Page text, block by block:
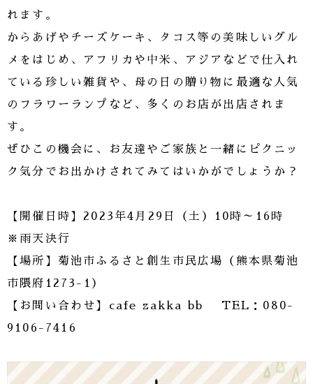
れます。
からあげやチーズケーキ、タコス等の美味しいグル
メをはじめ、アフリカや中米、アジアなどで仕入れ
ている珍しい雑貨や、母の日の贈り物に最適な人気
のフラワーランプなど、多くのお店が出店されま
す。
ぜひこの機会に、お友達やご家族と一緒にピクニッ
ク気分でお出かけされてみてはいかがでしょうか？
【開催日時】2023年4月29日（土）10時～16時
※雨天決行
【場所】菊池市ふるさと創生市民広場（熊本県菊池
市隈府1273-1）
【お問い合わせ】cafe zakka bb TEL：080-
9106-7416